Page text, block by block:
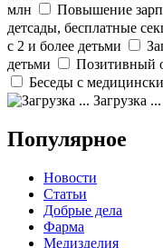
млн
Повышение
детсады, бесплатные
с 2 и более детьми
детьми
Позитивный
Беседы с
Загрузка ...
Популярное
Новости
Статьи
Добрые дела
Фарма
Медизделия